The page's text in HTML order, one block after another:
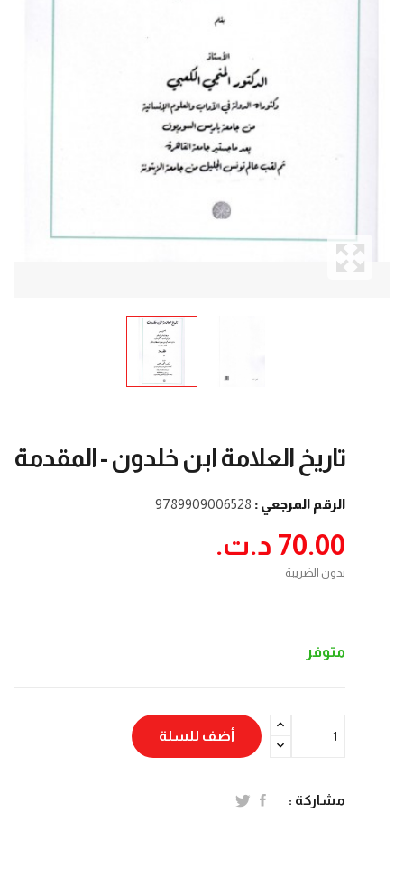
تاريخ العلامة ابن خلدون - المقدمة
الرقم المرجعي : 9789909006528
70.00 د.ت.‏
بدون الضريبة
متوفر
أضف للسلة
مشاركة :